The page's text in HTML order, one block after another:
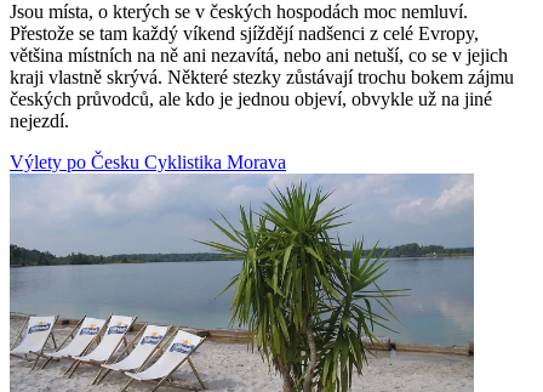
Jsou místa, o kterých se v českých hospodách moc nemluví.
Přestože se tam každý víkend sjíždějí nadšenci z celé Evropy,
většina místních na ně ani nezavítá, nebo ani netuší, co se v jejich
kraji vlastně skrývá. Některé stezky zůstávají trochu bokem zájmu
českých průvodců, ale kdo je jednou objeví, obvykle už na jiné
nejezdí.
Výlety po Česku Cyklistika Morava